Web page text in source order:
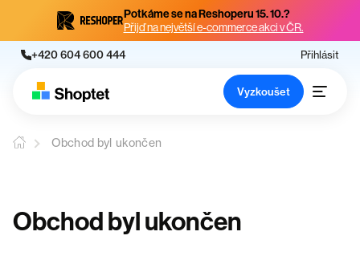
Potkáme se na Reshoperu 15. 10.?
Přijď na největší e-commerce akci v ČR.
+420 604 600 444 Přihlásit
Vyzkoušet
Obchod byl ukončen
Obchod byl ukončen